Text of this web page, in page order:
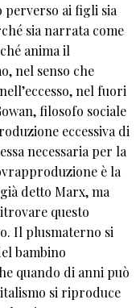
perverso ai figli sia
sia narrata come
anima il
nel senso che
nel fuori
filosofo sociale
eccessiva di
necessaria per la
è la
detto Marx, ma
questo
Il plusmaterno si
bambino
quando di anni può
si riproduce